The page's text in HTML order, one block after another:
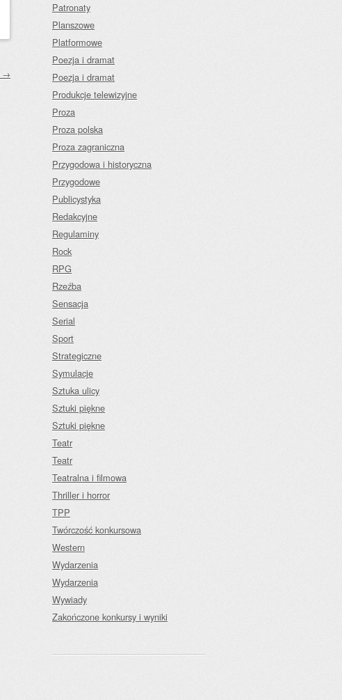
→
Patronaty
Planszowe
Platformowe
Poezja i dramat
Poezja i dramat
Produkcje telewizyjne
Proza
Proza polska
Proza zagraniczna
Przygodowa i historyczna
Przygodowe
Publicystyka
Redakcyjne
Regulaminy
Rock
RPG
Rzeźba
Sensacja
Serial
Sport
Strategiczne
Symulacje
Sztuka ulicy
Sztuki piękne
Sztuki piękne
Teatr
Teatr
Teatralna i filmowa
Thriller i horror
TPP
Twórczość konkursowa
Western
Wydarzenia
Wydarzenia
Wywiady
Zakończone konkursy i wyniki